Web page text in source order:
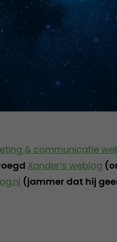
& communicatie
Xander’s weblog
(jammer dat hij